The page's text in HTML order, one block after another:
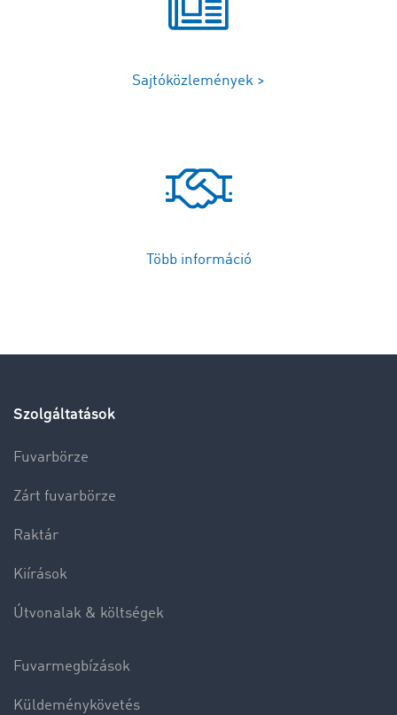
Sajtóközlemények >
Több információ
Szolgáltatások
Fuvarbörze
Zárt fuvarbörze
Raktár
Kiírások
Útvonalak & költségek
Fuvarmegbízások
Küldeménykövetés